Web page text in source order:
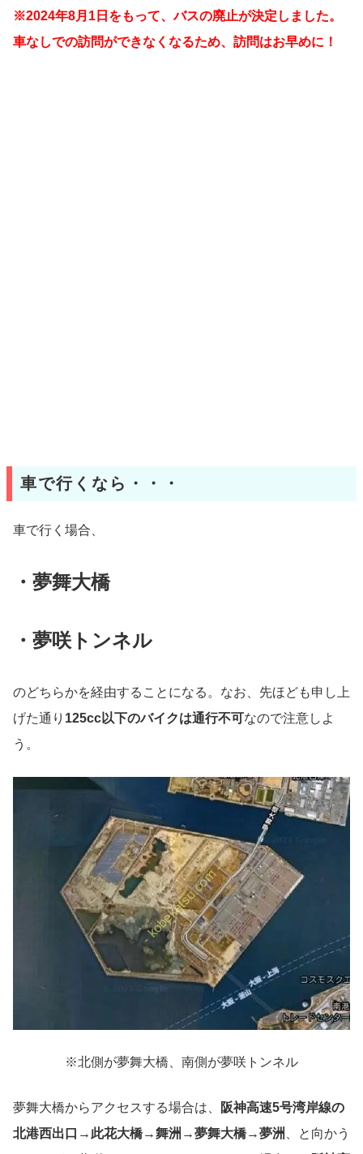
※2024年8月1日をもって、バスの廃止が決定しました。
車なしでの訪問ができなくなるため、訪問はお早めに！
車で行くなら・・・
車で行く場合、
・夢舞大橋
・夢咲トンネル
のどちらかを経由することになる。なお、先ほども申し上
げた通り 125cc以下のバイクは通行不可なので注意しよ
う。
※北側が夢舞大橋、南側が夢咲トンネル
夢舞大橋からアクセスする場合は、
阪神高速5号湾岸線の
北港西出口→此花大橋→舞洲→夢舞大橋→夢洲
、と向かう